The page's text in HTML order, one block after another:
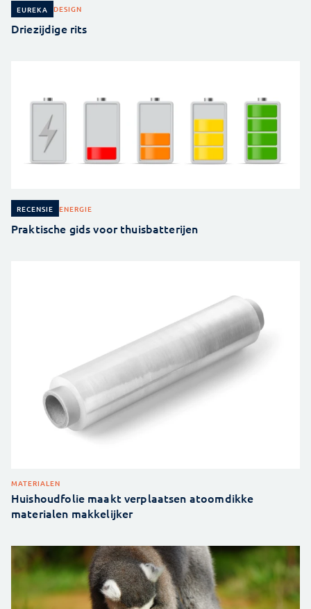
EUREKA DESIGN
Driezijdige rits
RECENSIE ENERGIE
Praktische gids voor thuisbatterijen
MATERIALEN
Huishoudfolie maakt verplaatsen atoomdikke
materialen makkelijker